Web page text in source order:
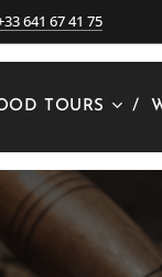
641 67 41 75
TOURS